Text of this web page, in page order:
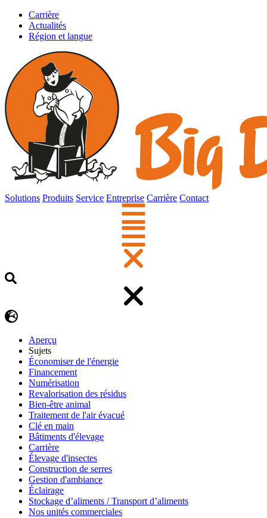
Carrière
Actualités
Région et langue
Solutions Produits Service Entreprise Carrière Contact
Aperçu
Sujets
Économiser de l'énergie
Financement
Numérisation
Revalorisation des résidus
Bien-être animal
Traitement de l'air évacué
Clé en main
Bâtiments d'élevage
Carrière
Élevage d'insectes
Construction de serres
Gestion d'ambiance
Éclairage
Stockage d’aliments / Transport d’aliments
Nos unités commerciales